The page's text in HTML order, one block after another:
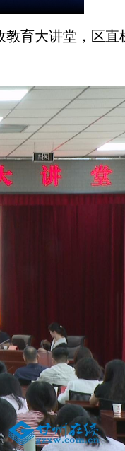
教育大讲堂，区直